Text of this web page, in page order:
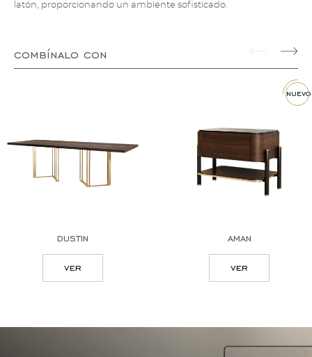
latón, proporcionando un ambiente sofisticado.
combínalo con
dustin
ver
nuevo
aman
ver